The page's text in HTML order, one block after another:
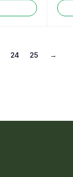
24 25 →